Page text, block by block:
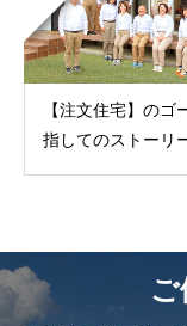
【注文住宅】のゴ
指してのストーリ